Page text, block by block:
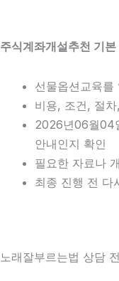
주식계좌개설추천 기
선물옵션교육를
비용, 조건, 절
2026년06월04
안내인지 확인
필요한 자료나
최종 진행 전 다
노래잘부르는법 상담